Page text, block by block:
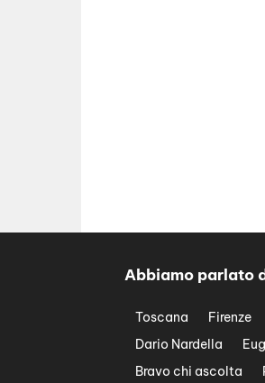
Abbiamo parlato
Toscana Firenze
Dario Nardella
Bravo chi ascolta